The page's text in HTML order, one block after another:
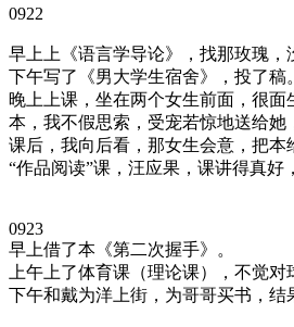
0922
早上上《语言学导论》，找那玫瑰，
下午写了《男大学生宿舍》，投了稿。
晚上上课，坐在两个女生前面，很
本，我不假思索，受宠若惊地送给她
课后，我向后看，那女生会意，把本
“作品阅读”课，汪应果，课讲得真好
0923
早上借了本《第二次握手》。
上午上了体育课（理论课），不觉
下午和戴为洋上街，为哥哥买书，结